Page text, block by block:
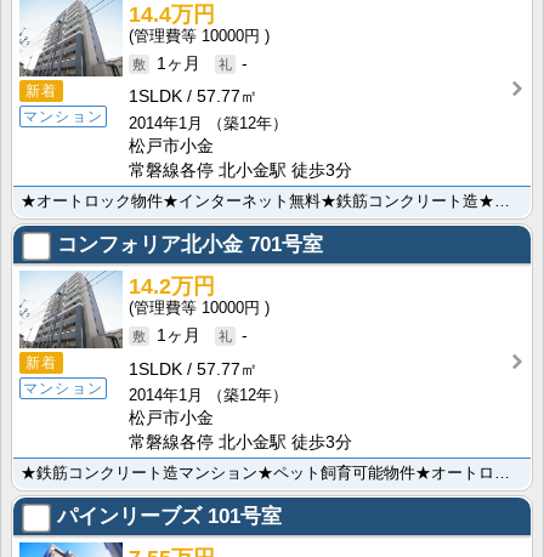
新着
マンション
14.4万円
10000円
1ヶ月
-
1SLDK
57.77㎡
2014年1月
（築12年）
松戸市小金
常磐線各停 北小金駅 徒歩3分
★オートロック物件★インターネット無料★鉄筋コンクリート造★防犯カメラ★モニタ付きインターホン★独立･･･
コンフォリア北小金 701号室
新着
マンション
14.2万円
10000円
1ヶ月
-
1SLDK
57.77㎡
2014年1月
（築12年）
松戸市小金
常磐線各停 北小金駅 徒歩3分
★鉄筋コンクリート造マンション★ペット飼育可能物件★オートロック★モニタ付きインターホン★インターネ･･･
パインリーブズ101号室